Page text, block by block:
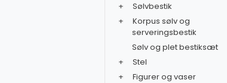
+
Sølvbestik
+
Korpus sølv og
serveringsbestik
Sølv og plet bestiksæt
+
Stel
+
Figurer og vaser